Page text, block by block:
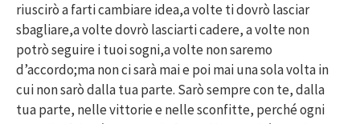
riuscirò a farti cambiare idea,a volte ti dovrò lasciar
sbagliare,a volte dovrò lasciarti cadere, a volte non
potrò seguire i tuoi sogni,a volte non saremo
d’accordo;ma non ci sarà mai e poi mai una sola volta in
cui non sarò dalla tua parte. Sarò sempre con te, dalla
tua parte, nelle vittorie e nelle sconfitte, perché ogni